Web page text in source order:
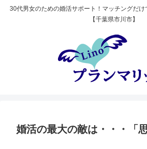
30代男女のための婚活サポート！マッチングだ
【千葉県市川市】
婚活の最大の敵は・・・「思